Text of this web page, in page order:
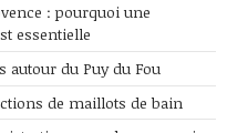
: pourquoi une
essentielle
autour du Puy du Fou
de maillots de bain